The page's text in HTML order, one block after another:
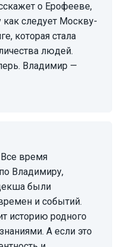
о Ерофееве,
как следует Москву-
которая стала
людей.
Владимир —
Владимиру,
были
и событий.
историю родного
А если это